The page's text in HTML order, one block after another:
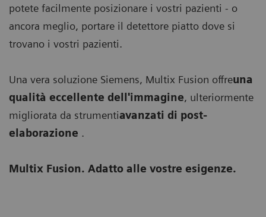
potete facilmente posizionare i vostri pazienti - o
ancora meglio, portare il detettore piatto dove si
trovano i vostri pazienti.
Una vera soluzione Siemens, Multix Fusion offreuna
qualità eccellente dell'immagine, ulteriormente
migliorata da strumentiavanzati di post-
elaborazione .
Multix Fusion. Adatto alle vostre esigenze.